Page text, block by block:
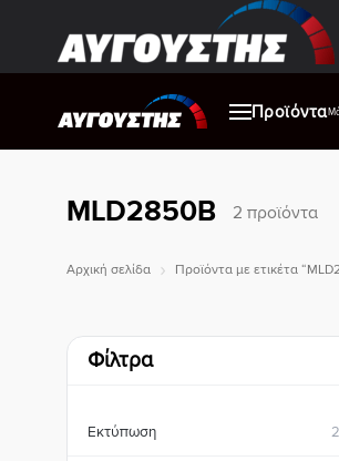
περιεχόμενο
Προϊόντα
MLD2850B 2 προϊόντα
Αρχική σελίδα Προϊόντα με ετικέτα
Φίλτρα
Εκτύπωση 2